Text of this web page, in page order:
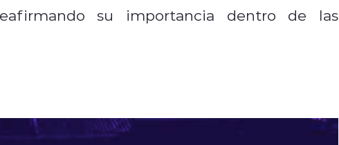
su importancia dentro de las